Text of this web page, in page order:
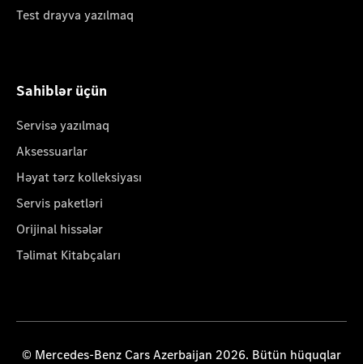
Test drayva yazılmaq
Sahiblər üçün
Servisə yazılmaq
Aksessuarlar
Həyat tərz kolleksiyası
Servis paketləri
Orijinal hissələr
Təlimat Kitabçaları
© Mercedes-Benz Cars Azerbaijan 2026. Bütün hüquqlar